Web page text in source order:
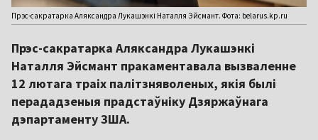
Прэс-сакратарка Аляксандра Лукашэнкі Наталля Эйсмант. Фота: belarus.kp.ru
Прэс-сакратарка Аляксандра Лукашэнкі
Наталля Эйсмант пракаментавала вызваленне
12 лютага траіх палітзняволеных, якія былі
перададзеныя прадстаўніку Дзяржаўнага
дэпартаменту ЗША.